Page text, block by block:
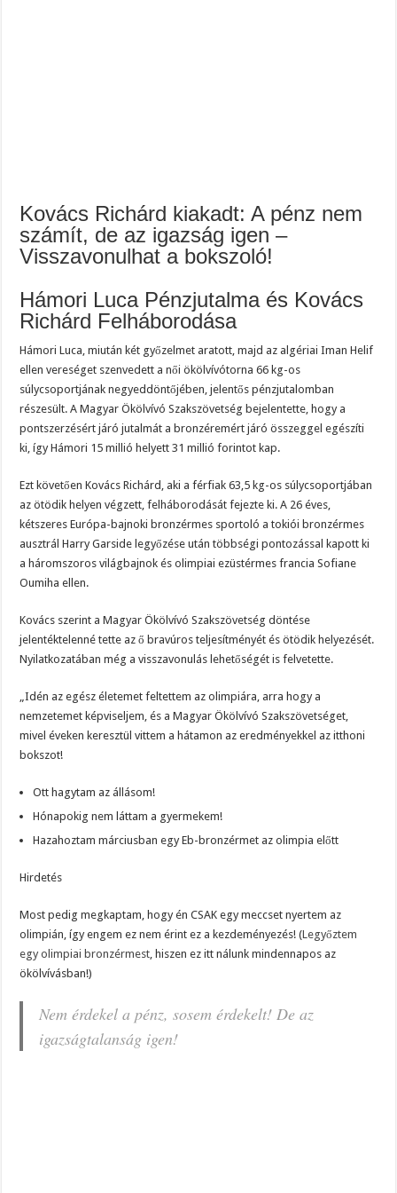
Kovács Richárd kiakadt: A pénz nem
számít, de az igazság igen –
Visszavonulhat a bokszoló!
Hámori Luca Pénzjutalma és Kovács
Richárd Felháborodása
Hámori Luca, miután két győzelmet aratott, majd az algériai Iman Helif
ellen vereséget szenvedett a női ökölvívótorna 66 kg-os
súlycsoportjának negyeddöntőjében, jelentős pénzjutalomban
részesült. A Magyar Ökölvívó Szakszövetség bejelentette, hogy a
pontszerzésért járó jutalmát a bronzéremért járó összeggel egészíti
ki, így Hámori 15 millió helyett 31 millió forintot kap.
Ezt követően Kovács Richárd, aki a férfiak 63,5 kg-os súlycsoportjában
az ötödik helyen végzett, felháborodását fejezte ki. A 26 éves,
kétszeres Európa-bajnoki bronzérmes sportoló a tokiói bronzérmes
ausztrál Harry Garside legyőzése után többségi pontozással kapott ki
a háromszoros világbajnok és olimpiai ezüstérmes francia Sofiane
Oumiha ellen.
Kovács szerint a Magyar Ökölvívó Szakszövetség döntése
jelentéktelenné tette az ő bravúros teljesítményét és ötödik helyezését.
Nyilatkozatában még a visszavonulás lehetőségét is felvetette.
„Idén az egész életemet feltettem az olimpiára, arra hogy a
nemzetemet képviseljem, és a Magyar Ökölvívó Szakszövetséget,
mivel éveken keresztül vittem a hátamon az eredményekkel az itthoni
bokszot!
Ott hagytam az állásom!
Hónapokig nem láttam a gyermekem!
Hazahoztam márciusban egy Eb-bronzérmet az olimpia előtt
Hirdetés
Most pedig megkaptam, hogy én CSAK egy meccset nyertem az
olimpián, így engem ez nem érint ez a kezdeményezés! (Legyőztem
egy olimpiai bronzérmest , hiszen ez itt nálunk mindennapos az
ökölvívásban!)
Nem érdekel a pénz, sosem érdekelt! De az
igazságtalanság igen!